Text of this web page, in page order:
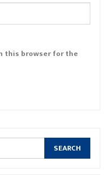
this browser for the